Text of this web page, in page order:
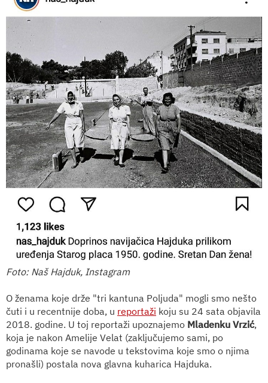
Foto: Naš Hajduk, Instagram
O ženama koje drže "tri kantuna Poljuda" mogli smo nešto
čuti i u recentnije doba, u reportaži koju su 24 sata objavila
2018. godine. U toj reportaži upoznajemo Mladenku Vrzić,
koja je nakon Amelije Velat (zaključujemo sami, po
godinama koje se navode u tekstovima koje smo o njima
pronašli) postala nova glavna kuharica Hajduka.